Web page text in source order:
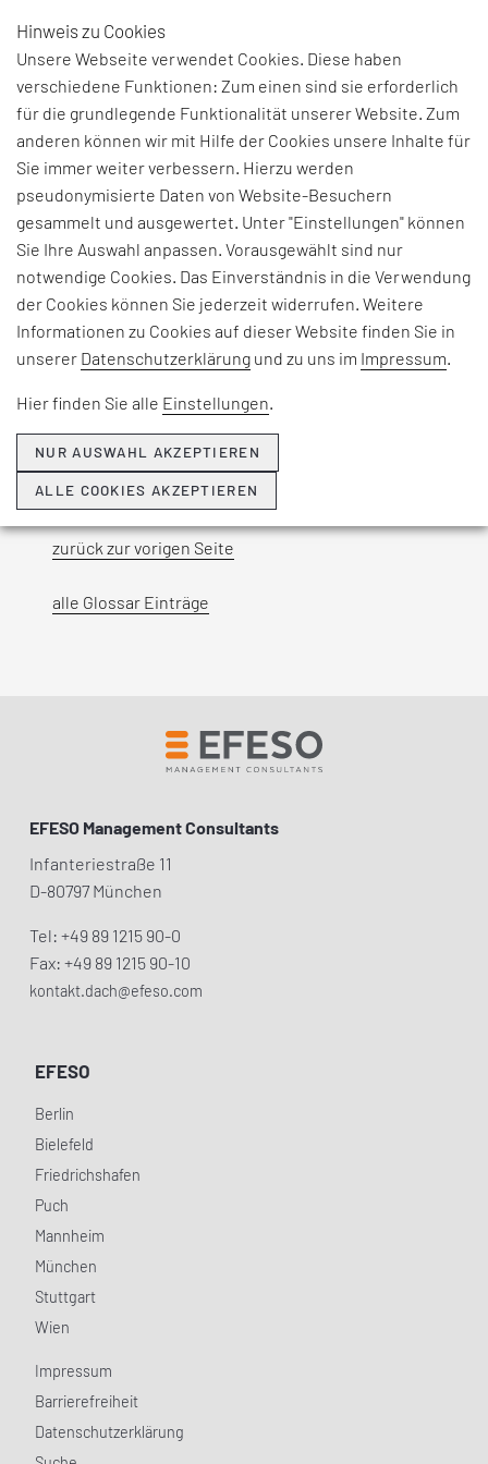
BEGRIFFSERKLÄRUNG:
Der Begriff „Wertschöpfungskette“ beschreibt alle
Aktivitäten, die ein Unternehmen durchführt, um
ein Produkt oder eine Dienstleistung von der Idee
bis zum Endkunden zu bringen. Sie umfasst alle
Stufen, von der Beschaffung der Rohstoffe über
Produktion und Logistik bis hin zum Vertrieb und
Service. Ziel ist es, in jeder dieser Stufen einen
Mehrwert (Wertschöpfung) zu generieren.
zurück zur vorigen Seite
alle Glossar Einträge
EFESO Management Consultants
Infanteriestraße 11
D-80797 München
Tel: +49 89 1215 90-0
Fax: +49 89 1215 90-10
kontakt.dach@efeso.com
EFESO
Berlin
Bielefeld
Friedrichshafen
Puch
Mannheim
München
Stuttgart
Wien
Impressum
Barrierefreiheit
Datenschutzerklärung
Hinweis zu Cookies
Unsere Webseite verwendet Cookies. Diese haben
verschiedene Funktionen: Zum einen sind sie erforderlich
für die grundlegende Funktionalität unserer Website. Zum
anderen können wir mit Hilfe der Cookies unsere Inhalte für
Sie immer weiter verbessern. Hierzu werden
pseudonymisierte Daten von Website-Besuchern
gesammelt und ausgewertet. Unter "Einstellungen" können
Sie Ihre Auswahl anpassen. Vorausgewählt sind nur
notwendige Cookies. Das Einverständnis in die Verwendung
der Cookies können Sie jederzeit widerrufen. Weitere
Informationen zu Cookies auf dieser Website finden Sie in
unserer Datenschutzerklärung und zu uns im Impressum.
Hier finden Sie alle Einstellungen.
NUR AUSWAHL AKZEPTIEREN
ALLE COOKIES AKZEPTIEREN